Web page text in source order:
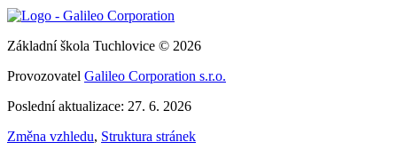
Základní škola Tuchlovice © 2026
Provozovatel Galileo Corporation s.r.o.
Poslední aktualizace: 27. 6. 2026
Změna vzhledu, Struktura stránek